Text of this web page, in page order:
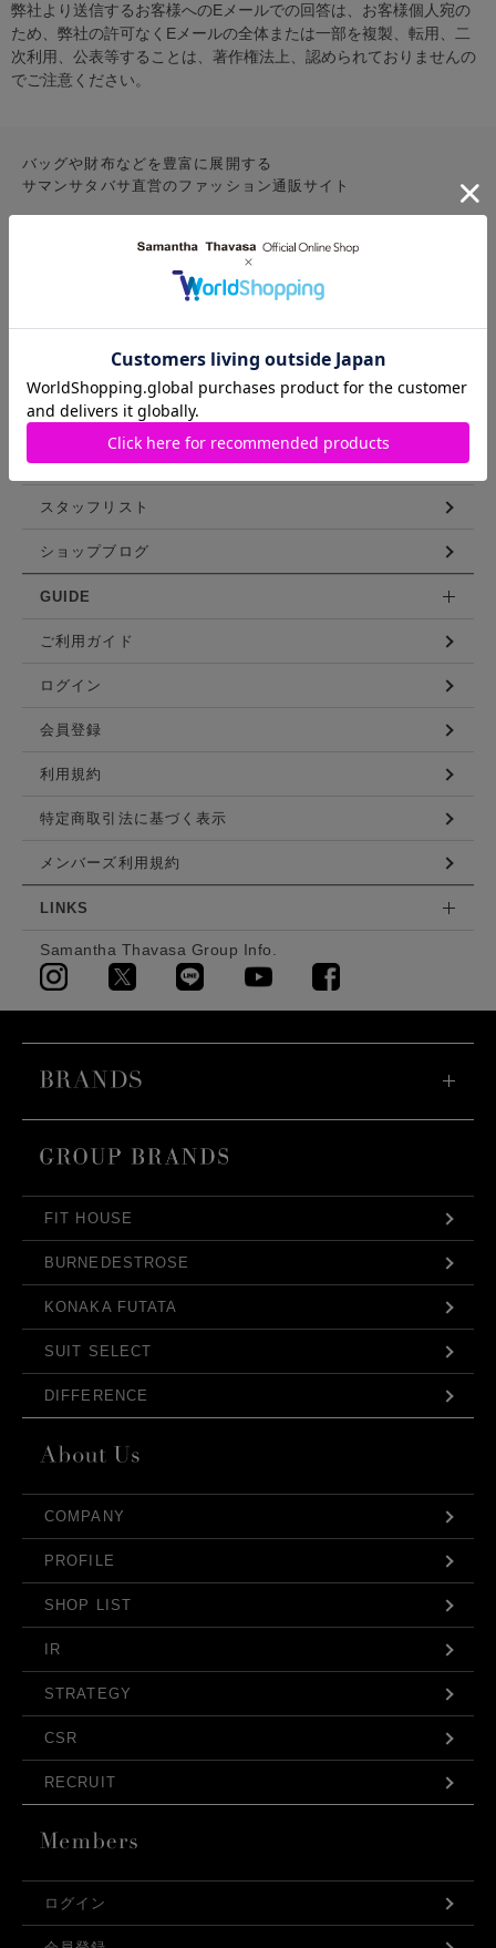
弊社より送信するお客様へのEメールでの回答は、お客様個人宛の
ため、弊社の許可なくEメールの全体または一部を複製、転用、二
次利用、公表等することは、著作権法上、認められておりませんの
でご注意ください。
バッグや財布などを豊富に展開する
サマンサタバサ直営のファッション通販サイト
お気に入りアイテム
特集
ランキング
コーディネート
スタッフリスト
ショップブログ
GUIDE
ご利用ガイド
ログイン
会員登録
利用規約
特定商取引法に基づく表示
メンバーズ利用規約
LINKS
Samantha Thavasa Group Info.
FIT HOUSE
BURNEDESTROSE
KONAKA FUTATA
SUIT SELECT
DIFFERENCE
COMPANY
PROFILE
SHOP LIST
IR
STRATEGY
CSR
RECRUIT
ログイン